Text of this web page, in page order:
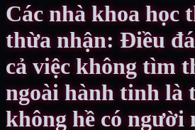
Các nhà khoa học
thừa nhận: Điều
cả việc không tìm
ngoài hành tinh là
không hề có người